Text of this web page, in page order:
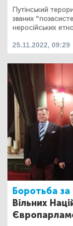
Путінський
званих
неросійських
25.11.2022, 09:29
Боротьба
Вільних